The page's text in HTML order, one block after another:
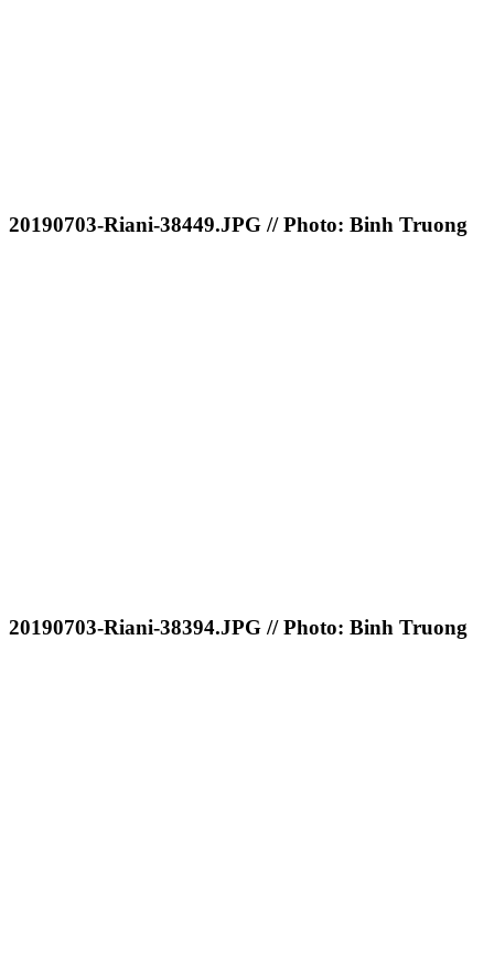
20190703-Riani-38449.JPG // Photo: Binh Truong
20190703-Riani-38394.JPG // Photo: Binh Truong